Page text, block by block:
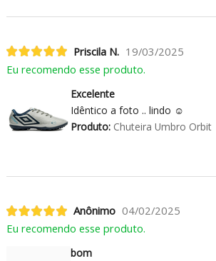
Priscila N. 19/03/2025
Eu recomendo esse produto.
Excelente
Idêntico a foto .. lindo ☺️
Produto:Chuteira Umbro Orbit
Anônimo 04/02/2025
Eu recomendo esse produto.
bom